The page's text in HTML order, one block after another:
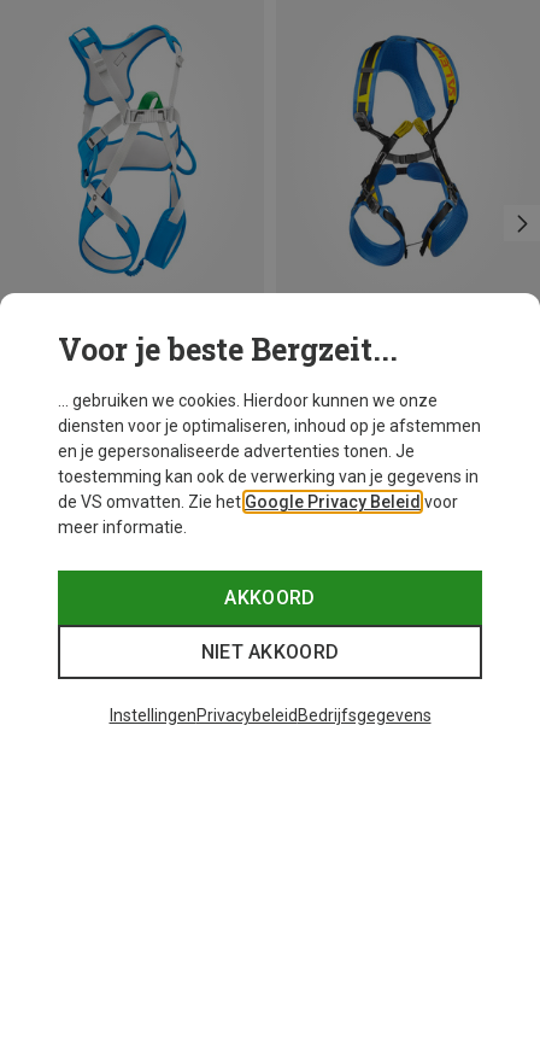
Maten
Kinderen Ouistiti integraalgordel
Salewa
Kinderen Rookie klimgordel
€ 67,50
ONE SIZE
Voor je beste Bergzeit...
... gebruiken we cookies. Hierdoor kunnen we onze
diensten voor je optimaliseren, inhoud op je afstemmen
en je gepersonaliseerde advertenties tonen. Je
toestemming kan ook de verwerking van je gegevens in
de VS omvatten. Zie het Google Privacy Beleid voor
meer informatie.
AKKOORD
NIET AKKOORD
InstellingenPrivacybeleid Bedrijfsgegevens